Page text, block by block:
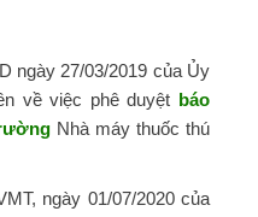
ngày 27/03/2019 của Ủy
về việc phê duyệt báo
Nhà máy thuốc thú
ngày 01/07/2020 của